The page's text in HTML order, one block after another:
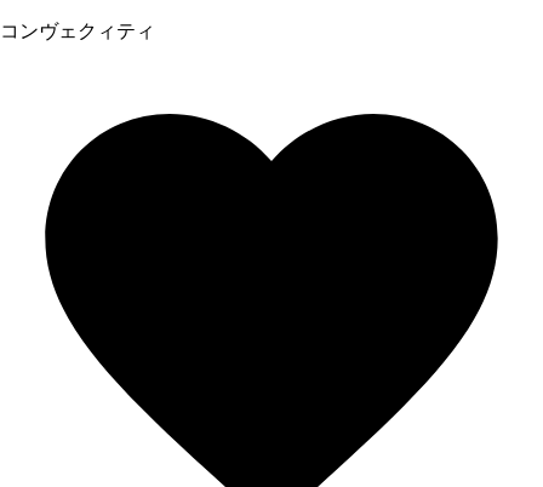
コンヴェクィティ